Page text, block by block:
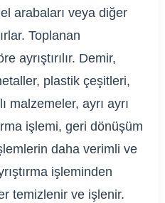
arabaları veya diğer
Toplanan
ayrıştırılır. Demir,
plastik çeşitleri,
malzemeler, ayrı ayrı
işlemi, geri dönüşüm
daha verimli ve
işleminden
temizlenir ve işlenir.